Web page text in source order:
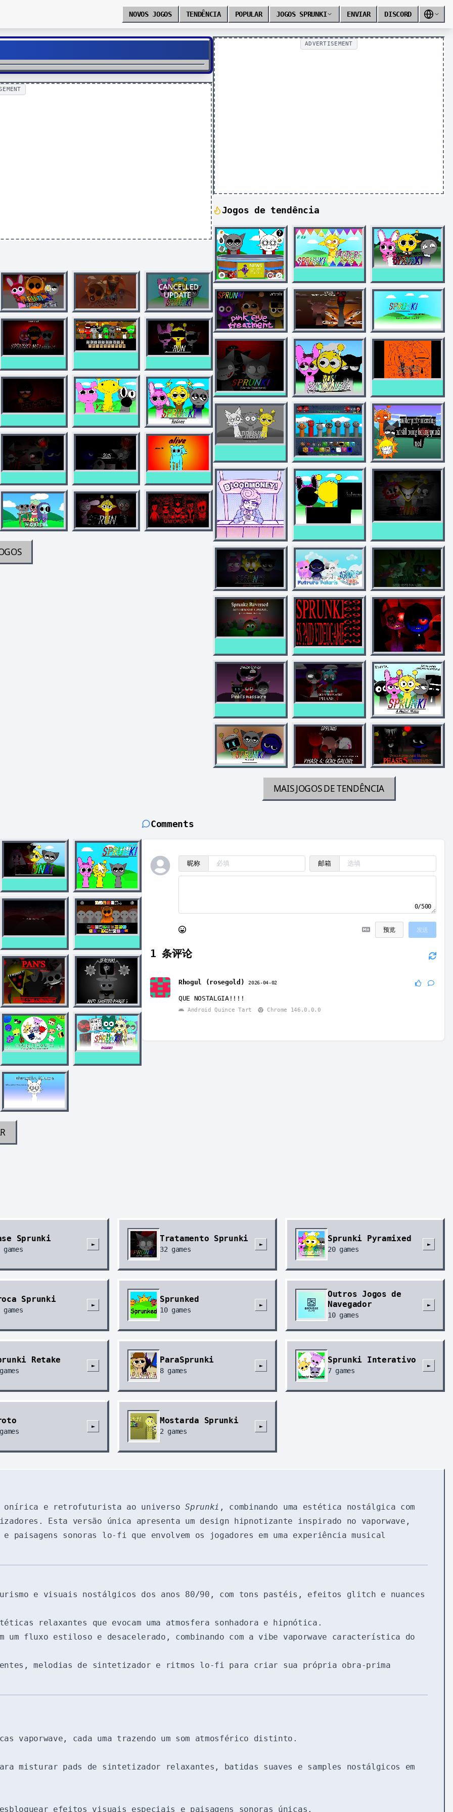
NOVOS JOGOS TENDÊNCIA POPULAR JOGOS SPRUNKI ENVIAR DISCORD
ADVERTISEMENT
Jogos de tendência
MAIS JOGOS DE TENDÊNCIA
Comments
昵称 邮箱
0/500
预览 发送
1 条评论
Rhogul (rosegold) 2026-04-02
QUE NOSTALGIA!!!!
Android Quince Tart Chrome 146.0.0.0
Sprunki
games
►
Tratamento Sprunki
32 games
►
Sprunki Pyramixed
20games
►
Sprunki
games
►
Sprunked
10games
►
Outros Jogos de
Navegador
10games
►
Retake
►
ParaSprunki
8games
►
Sprunki Interativo
7games
►
►
Mostarda Sprunki
2 games
►
onírica e retrofuturista ao universoSprunki , combinando uma estética nostálgica com
Esta versão única apresenta um design hipnotizante inspirado no vaporwave,
paisagens sonoras lo-fi que envolvem os jogadores em uma experiência musical
e visuais nostálgicos dos anos 80/90, com tons pastéis, efeitos glitch e nuances
relaxantes que evocam uma atmosfera sonhadora e hipnótica.
um fluxo estiloso e desacelerado, combinando com a vibe vaporwave característica do
melodias de sintetizador e ritmos lo-fi para criar sua própria obra-prima
vaporwave, cada uma trazendo um som atmosférico distinto.
misturar pads de sintetizador relaxantes, batidas suaves e samples nostálgicos em
efeitos visuais especiais e paisagens sonoras únicas.